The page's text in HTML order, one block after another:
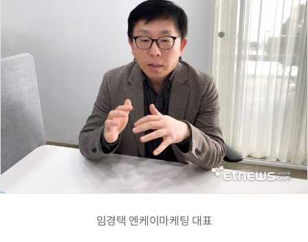
임경택 엔케이마케팅 대표